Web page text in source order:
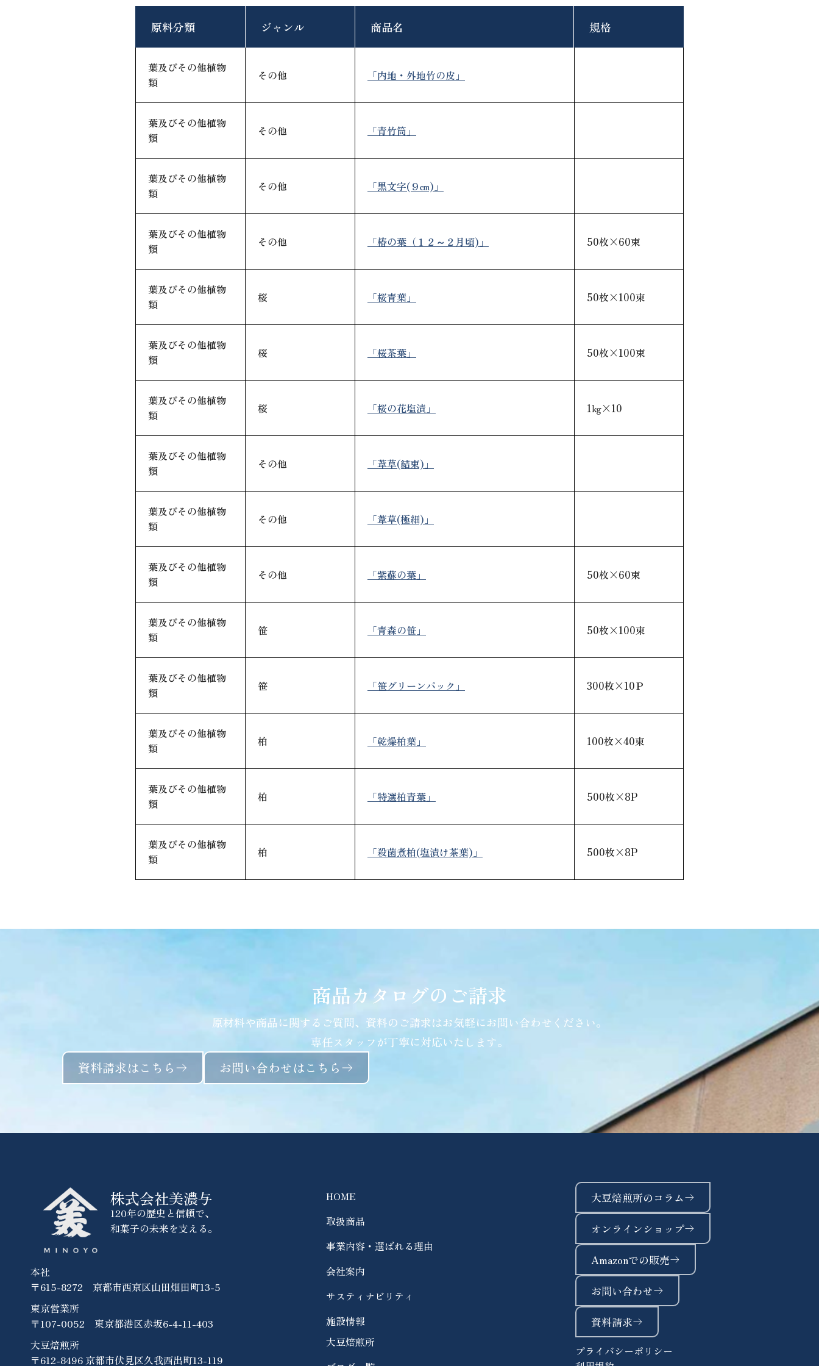
原料分類 ジャンル 商品名 規格
葉及びその他植物
類
その他 「内地・外地竹の皮」
葉及びその他植物
類
その他 「青竹筒」
葉及びその他植物
類
その他 「黒文字(９㎝)」
葉及びその他植物
類
その他 「椿の葉（１２～２月頃)」 50枚×60束
葉及びその他植物
類
桜 「桜青葉」 50枚×100束
葉及びその他植物
類
桜 「桜茶葉」 50枚×100束
葉及びその他植物
類
桜 「桜の花塩漬」 1㎏×10
葉及びその他植物
類
その他 「葦草(結束)」
葉及びその他植物
類
その他 「葦草(極細)」
葉及びその他植物
類
その他 「紫蘇の葉」 50枚×60束
葉及びその他植物
類
笹 「青森の笹」 50枚×100束
葉及びその他植物
類
笹 「笹グリーンパック」 300枚×10Ｐ
葉及びその他植物
類
柏 「乾燥柏葉」 100枚×40束
葉及びその他植物
類
柏 「特選柏青葉」 500枚×8P
葉及びその他植物
類
柏 「殺菌煮柏(塩漬け茶葉)」 500枚×8P
商品カタログのご請求
原材料や商品に関するご質問、資料のご請求はお気軽にお問い合わせください。
専任スタッフが丁寧に対応いたします。
資料請求はこちら お問い合わせはこちら
株式会社美濃与
120年の歴史と信頼で、
和菓子の未来を支える。
本社
〒615-8272 京都市西京区山田畑田町13-5
東京営業所
〒107-0052 東京都港区赤坂6-4-11-403
大豆焙煎所
〒612-8496 京都市伏見区久我西出町13-119
HOME
取扱商品
事業内容・選ばれる理由
会社案内
サスティナビリティ
施設情報
大豆焙煎所
大豆焙煎所のコラム
オンラインショップ
Amazonでの販売
お問い合わせ
資料請求
プライバシーポリシー